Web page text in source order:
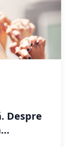
actuale,
că
Despre